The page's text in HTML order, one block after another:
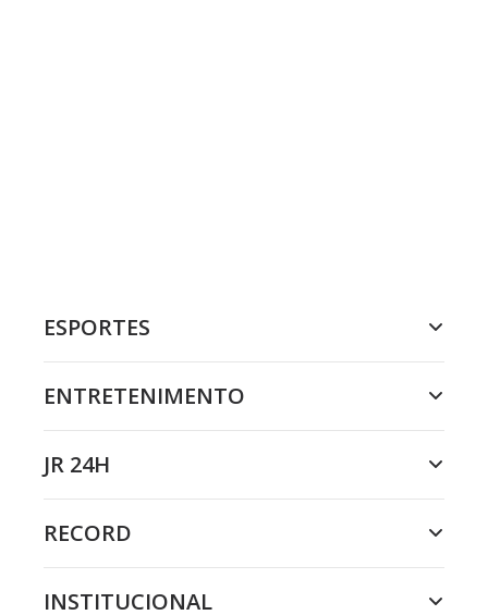
ESPORTES
ENTRETENIMENTO
JR 24H
RECORD
INSTITUCIONAL